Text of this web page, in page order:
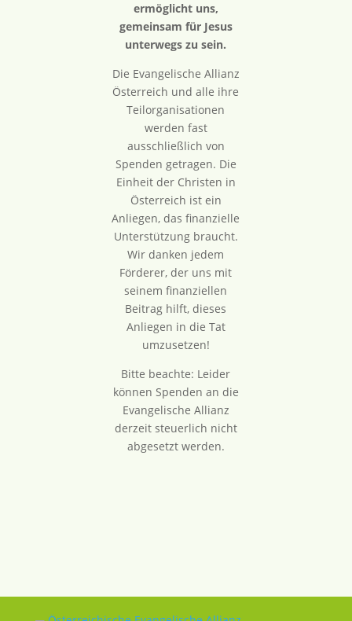
ermöglicht uns,
gemeinsam für Jesus
unterwegs zu sein.
Die Evangelische Allianz
Österreich und alle ihre
Teilorganisationen
werden fast
ausschließlich von
Spenden getragen. Die
Einheit der Christen in
Österreich ist ein
Anliegen, das finanzielle
Unterstützung braucht.
Wir danken jedem
Förderer, der uns mit
seinem finanziellen
Beitrag hilft, dieses
Anliegen in die Tat
umzusetzen!
Bitte beachte: Leider
können Spenden an die
Evangelische Allianz
derzeit steuerlich nicht
abgesetzt werden.